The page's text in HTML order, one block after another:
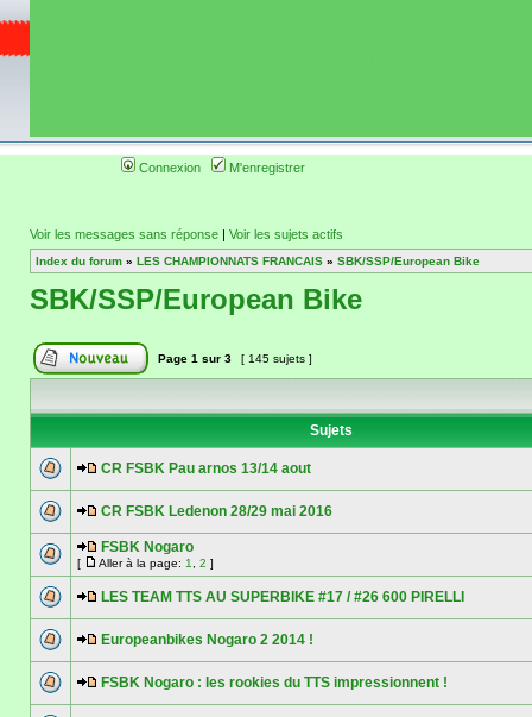
Connexion M'enregistrer
Voir les messages sans réponse | Voir les sujets actifs
Index du forum » LES CHAMPIONNATS FRANCAIS » SBK/SSP/European Bike
SBK/SSP/European Bike
Page 1 sur 3 [ 145 sujets ]
Sujets
CR FSBK Pau arnos 13/14 aout
CR FSBK Ledenon 28/29 mai 2016
FSBK Nogaro
[ Aller à la page: 1 2 ]
LES TEAM TTS AU SUPERBIKE #17 / #26 600 PIRELLI
Europeanbikes Nogaro 2 2014 !
FSBK Nogaro : les rookies du TTS impressionnent !